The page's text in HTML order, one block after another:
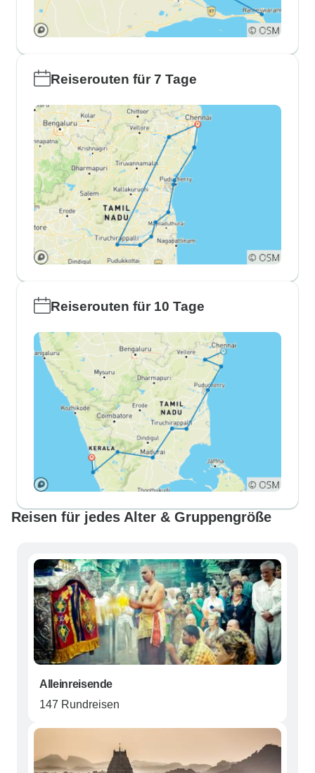
Reiserouten für 7 Tage
Reiserouten für 10 Tage
Reisen für jedes Alter & Gruppengröße
Alleinreisende
147 Rundreisen